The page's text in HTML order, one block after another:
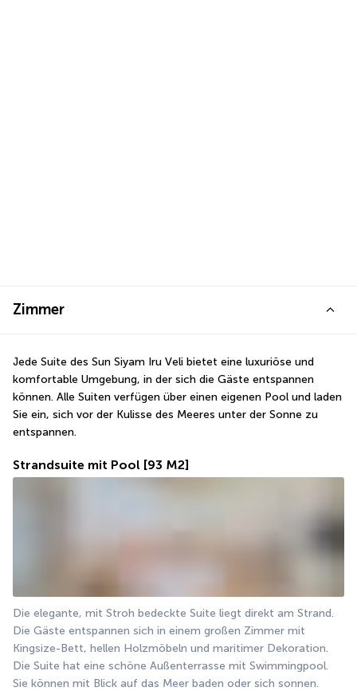
Zimmer
Jede Suite des Sun Siyam Iru Veli bietet eine luxuriöse und
komfortable Umgebung, in der sich die Gäste entspannen
können. Alle Suiten verfügen über einen eigenen Pool und laden
Sie ein, sich vor der Kulisse des Meeres unter der Sonne zu
entspannen.
Strandsuite mit Pool [93 M2]
Die elegante, mit Stroh bedeckte Suite liegt direkt am Strand.
Die Gäste entspannen sich in einem großen Zimmer mit
Kingsize-Bett, hellen Holzmöbeln und maritimer Dekoration.
Die Suite hat eine schöne Außenterrasse mit Swimmingpool.
Sie können mit Blick auf das Meer baden oder sich sonnen.